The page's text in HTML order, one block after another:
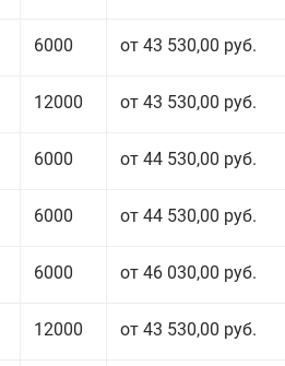
6000 от 43 530,00 руб.
12000 от 43 530,00 руб.
6000 от 44 530,00 руб.
6000 от 44 530,00 руб.
6000 от 46 030,00 руб.
12000 от 43 530,00 руб.